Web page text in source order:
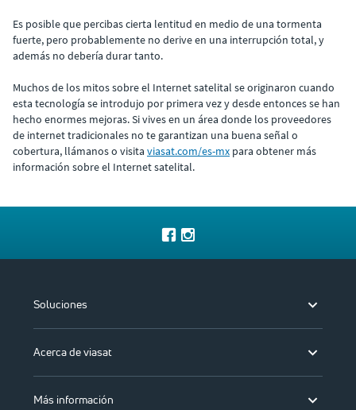
Es posible que percibas cierta lentitud en medio de una tormenta
fuerte, pero probablemente no derive en una interrupción total, y
además no debería durar tanto.
Muchos de los mitos sobre el Internet satelital se originaron cuando
esta tecnología se introdujo por primera vez y desde entonces se han
hecho enormes mejoras. Si vives en un área donde los proveedores
de internet tradicionales no te garantizan una buena señal o
cobertura, llámanos o visita viasat.com/es-mx para obtener más
información sobre el Internet satelital.
Soluciones
Acerca de viasat
Más información